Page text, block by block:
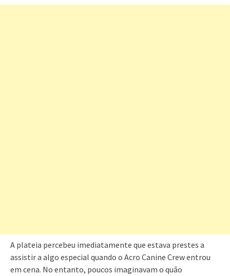
A plateia percebeu imediatamente que estava prestes a
assistir a algo especial quando o Acro Canine Crew entrou
em cena. No entanto, poucos imaginavam o quão